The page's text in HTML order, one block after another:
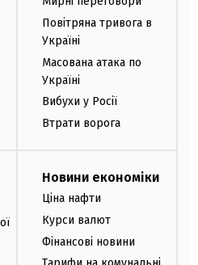
Повітряна тривога в
Україні
Масована атака по
Україні
Вибухи у Росії
Втрати ворога
Новини економіки
Ціна нафти
Курси валют
Фінансові новини